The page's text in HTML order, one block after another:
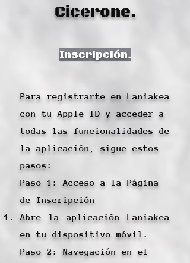
Cicerone.
Inscripción.
Para registrarte en Laniakea
con tu Apple ID y acceder a
todas las funcionalidades de
la aplicación, sigue estos
pasos:
Paso 1: Acceso a la Página
de Inscripción
Abre la aplicación Laniakea
en tu dispositivo móvil.
Paso 2: Navegación en el